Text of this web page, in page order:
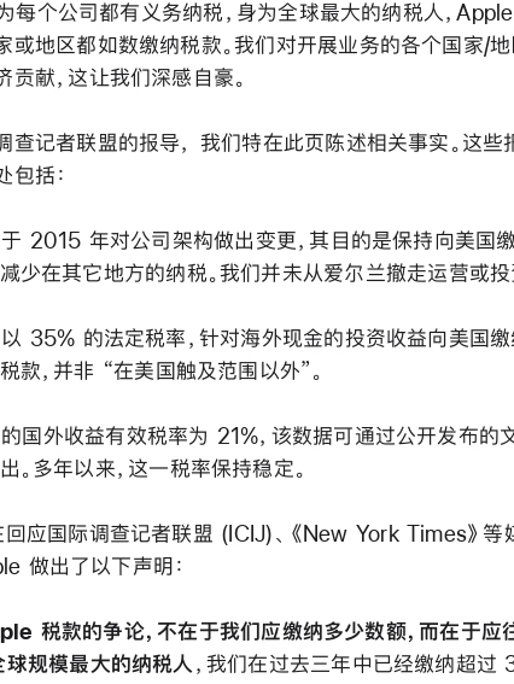
每个公司都有义务纳税，身为全球最大的纳税人，
或地区都如数缴纳税款。我们对开展业务的各个国家/
贡献，这让我们深感自豪。
查记者联盟的报导， 我们特在此页陈述相关事实。这些
包括：
2015 年对公司架构做出变更，其目的是保持向美国缴
少在其它地方的纳税。我们并未从爱尔兰撤走运营或投
35% 的法定税率，针对海外现金的投资收益向美国
款，并非 “在美国触及范围以外”。
国外收益有效税率为 21%，该数据可通过公开发布的
。多年以来，这一税率保持稳定。
回应国际调查记者联盟 (ICIJ)、《New York Times》等
做出了以下声明：
税款的争论，不在于我们应缴纳多少数额，而在于应
球规模最大的纳税人 ，我们在过去三年中已经缴纳超过